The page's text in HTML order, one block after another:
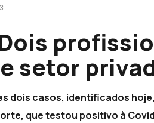
e setor
dois casos, identificados
que testou positivo à